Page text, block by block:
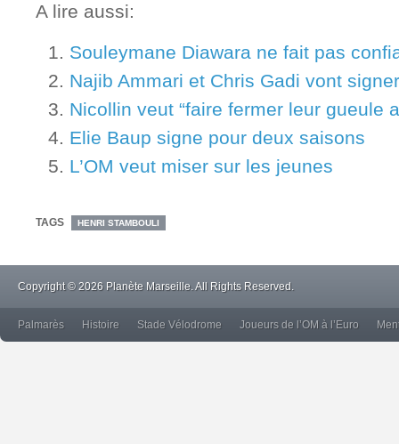
A lire aussi:
Souleymane Diawara ne fait pas
Najib Ammari et Chris Gadi vont
Nicollin veut “faire fermer leur gueule
Elie Baup signe pour deux saisons
L’OM veut miser sur les jeunes
TAGS HENRI STAMBOULI
Copyright © 2026 Planète Marseille. All Rights Reserved.
Palmarès Histoire Stade Vélodrome Joueurs de l’OM à l’Euro